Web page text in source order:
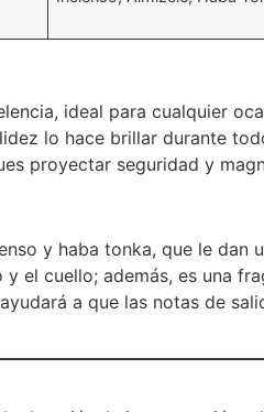
ideal para cualquier
lo hace brillar durante
proyectar seguridad y
y haba tonka, que le dan
el cuello; además, es una
a que las notas de